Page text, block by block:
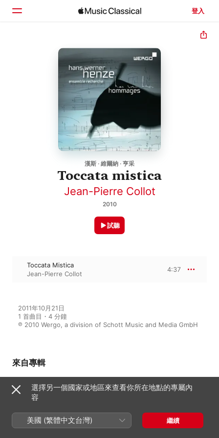
登入
漢斯 · 維爾納 · 亨采
Toccata mistica
Jean-Pierre Collot
2010
試聽
Toccata Mistica
Jean-Pierre Collot
4:37
2011年10月21日
1 首曲目・4 分鐘
℗ 2010 Wergo, a division of Schott Music and Media GmbH
來自專輯
Ensemble Recherche
選擇另一個國家或地區來查看你所在地點的專屬內
容
美國 (繁體中文台灣) 繼續